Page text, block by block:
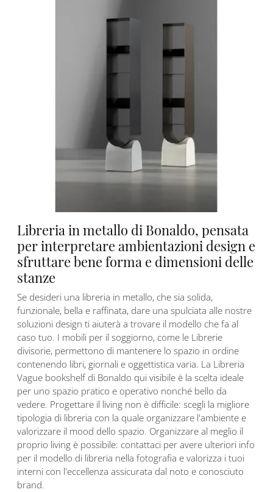
Libreria in metallo di Bonaldo, pensata
per interpretare ambientazioni design e
sfruttare bene forma e dimensioni delle
stanze
Se desideri una libreria in metallo, che sia solida,
funzionale, bella e raffinata, dare una spulciata alle nostre
soluzioni design ti aiuterà a trovare il modello che fa al
caso tuo. I mobili per il soggiorno, come le Librerie
divisorie, permettono di mantenere lo spazio in ordine
contenendo libri, giornali e oggettistica varia. La Libreria
Vague bookshelf di Bonaldo qui visibile è la scelta ideale
per uno spazio pratico e operativo nonché bello da
vedere. Progettare il living non è difficile: scegli la migliore
tipologia di libreria con la quale organizzare l'ambiente e
valorizzare il mood dello spazio. Organizzare al meglio il
proprio living è possibile: contattaci per avere ulteriori info
per il modello di libreria nella fotografia e valorizza i tuoi
interni con l'eccellenza assicurata dal noto e conosciuto
brand.